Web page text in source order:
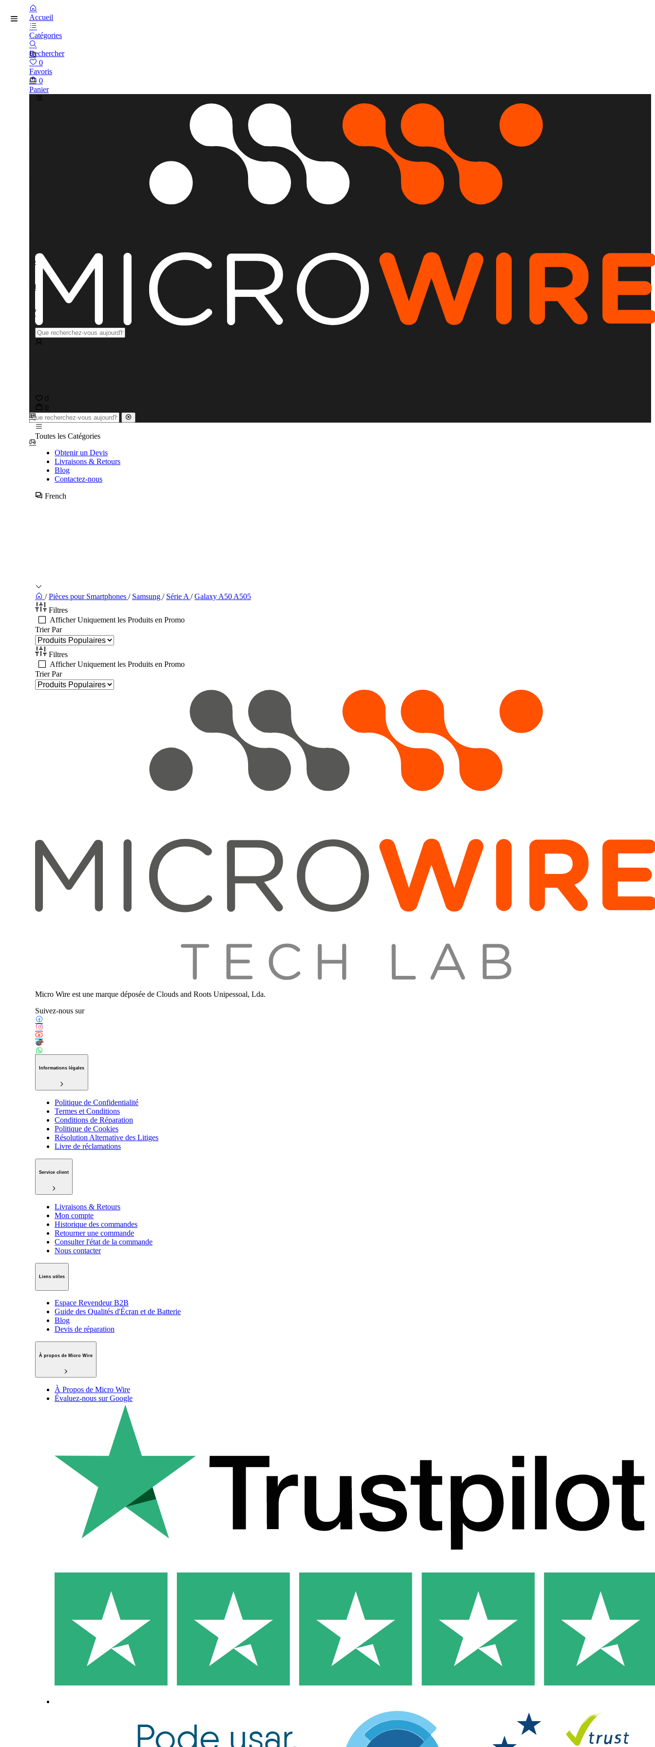
Accueil
Catégories
Rechercher
0
Favoris
0
Panier
0
0
Toutes les Catégories
Obtenir un Devis
Livraisons & Retours
Blog
Contactez-nous
French
/ Pièces pour Smartphones / Samsung / Série A / Galaxy A50 A505
Filtres
Afficher Uniquement les Produits en Promo
Trier Par
Filtres
Afficher Uniquement les Produits en Promo
Trier Par
Micro Wire est une marque déposée de Clouds and Roots Unipessoal, Lda.
Suivez-nous sur
Informations légales
Politique de Confidentialité
Termes et Conditions
Conditions de Réparation
Politique de Cookies
Résolution Alternative des Litiges
Livre de réclamations
Service client
Livraisons & Retours
Mon compte
Historique des commandes
Retourner une commande
Consulter l'état de la commande
Nous contacter
Liens utiles
Espace Revendeur B2B
Guide des Qualités d'Écran et de Batterie
Blog
Devis de réparation
À propos de Micro Wire
À Propos de Micro Wire
Évaluez-nous sur Google